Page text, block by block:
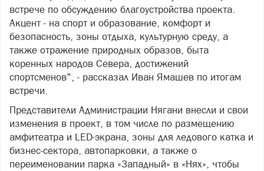
встрече по обсуждению благоустройства проекта.
Акцент - на спорт и образование, комфорт и
безопасность, зоны отдыха, культурную среду, а
также отражение природных образов, быта
коренных народов Севера, достижений
спортсменов", - рассказал Иван Ямашев по итогам
встречи.
Представители Администрации Нягани внесли и свои
изменения в проект, в том числе по размещению
амфитеатра и LED-экрана, зоны для ледового катка и
бизнес-сектора, автопарковки, а также о
переименовании парка «Западный» в «Нях», чтобы